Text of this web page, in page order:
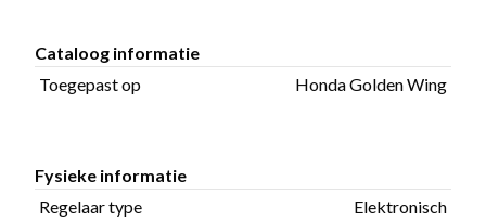
Cataloog informatie
Toegepast op
Honda Golden Wing
Fysieke informatie
Regelaar type
Elektronisch